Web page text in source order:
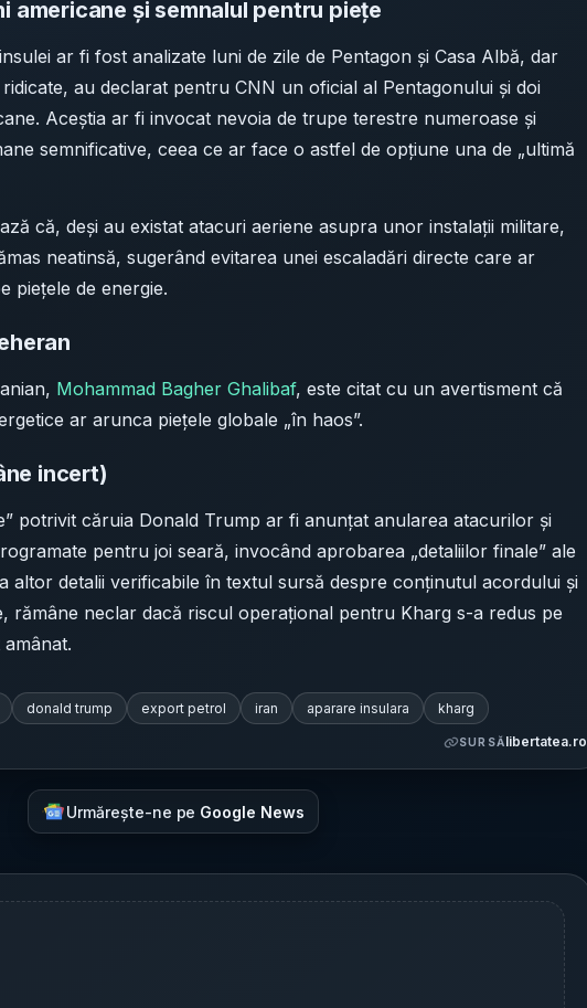
americane și semnalul pentru piețe
ar fi fost analizate luni de zile de Pentagon și Casa Albă, dar
au declarat pentru CNN un oficial al Pentagonului și doi
Aceștia ar fi invocat nevoia de trupe terestre numeroase și
semnificative, ceea ce ar face o astfel de opțiune una de „ultimă
că, deși au existat atacuri aeriene asupra unor instalații militare,
neatinsă, sugerând evitarea unei escaladări directe care ar
piețele de energie.
Mohammad Bagher Ghalibaf, este citat cu un avertisment că
ar arunca piețele globale „în haos”.
incert)
potrivit căruia Donald Trump ar fi anunțat anularea atacurilor și
pentru joi seară, invocând aprobarea „detaliilor finale” ale
altor detalii verificabile în textul sursă despre conținutul acordului și
rămâne neclar dacă riscul operațional pentru Kharg s-a redus pe
donald trump export petrol iran aparare insulara kharg
SURSĂlibertatea.ro
Urmărește-ne pe Google News